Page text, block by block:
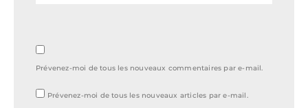
Prévenez-moi de tous les nouveaux commentaires par e-mail.
Prévenez-moi de tous les nouveaux articles par e-mail.